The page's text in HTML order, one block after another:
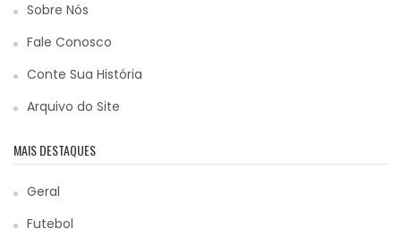
Sobre Nós
Fale Conosco
Conte Sua História
Arquivo do Site
MAIS DESTAQUES
Geral
Futebol